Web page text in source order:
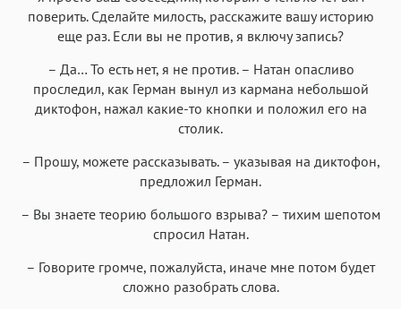
поверить. Сделайте милость, расскажите вашу историю
еще раз. Если вы не против, я включу запись?
– Да… То есть нет, я не против. – Натан опасливо
проследил, как Герман вынул из кармана небольшой
диктофон, нажал какие-то кнопки и положил его на
столик.
– Прошу, можете рассказывать. – указывая на диктофон,
предложил Герман.
– Вы знаете теорию большого взрыва? – тихим шепотом
спросил Натан.
– Говорите громче, пожалуйста, иначе мне потом будет
сложно разобрать слова.